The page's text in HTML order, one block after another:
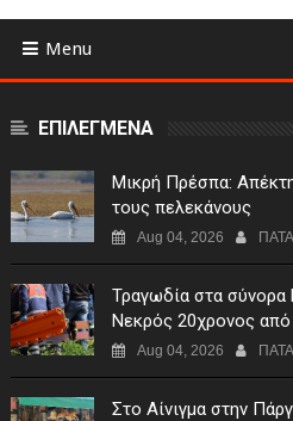
Menu
ΕΠΙΛΕΓΜΕΝΑ
Μικρή Πρέσπα:
τους πελεκάνους
Aug 04, 2026
Τραγωδία στα σύνορα
Νεκρός 20χρονος από
Aug 04, 2026
Στο Αίνιγμα στην